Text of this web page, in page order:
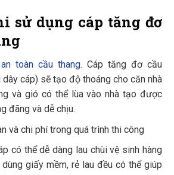
sử dụng cáp tăng đơ
toàn cầu thang. Cáp tăng đơ cầu
dây cáp) sẽ tạo độ thoáng cho căn nhà
và gió có thể lùa vào nhà tạo được
đãng và dễ chịu.
và chi phí trong quá trình thi công
có thể dễ dàng lau chùi vệ sinh hàng
giấy mềm, rẻ lau đều có thể giúp